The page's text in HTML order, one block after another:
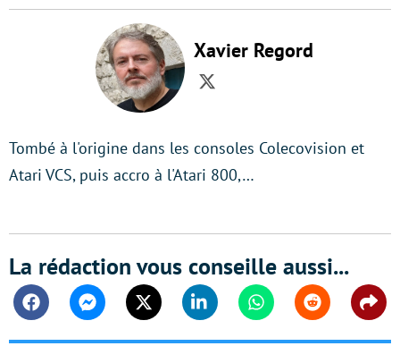
Xavier Regord
Twitter
Tombé à l'origine dans les consoles Colecovision et
Atari VCS, puis accro à l'Atari 800,…
La rédaction vous conseille aussi...
FacebookMessengerTwitter Linkedin WhatsappReddit